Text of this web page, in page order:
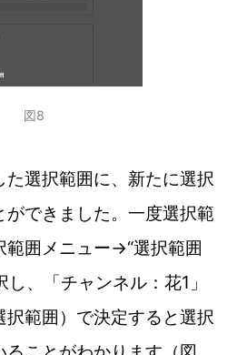
図8
た選択範囲に、新たに選択
できました。一度選択範
範囲メニュー→“選択範囲
し、「チャンネル：花1」
択範囲）で決定すると選択